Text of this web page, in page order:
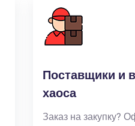
Поставщики и
хаоса
Заказ на закупку?